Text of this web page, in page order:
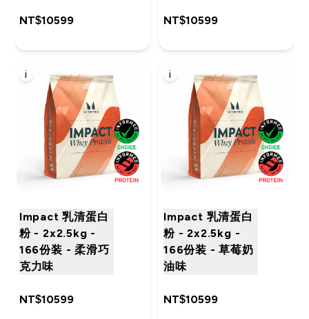
NT$10599‎ NT$10599‎
i
Impact 乳清蛋白
粉 - 2x2.5kg -
166份装 - 柔滑巧
克力味
NT$10599‎
i
Impact 乳清蛋白
粉 - 2x2.5kg -
166份装 - 草莓奶
油味
NT$10599‎